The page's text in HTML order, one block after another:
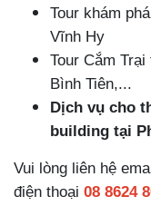
Tour khám
Vĩnh Hy
Tour Cắm
Bình Tiên,...
Dịch vụ cho
building tại
Vui lòng liên hệ
điện thoại 08 8624